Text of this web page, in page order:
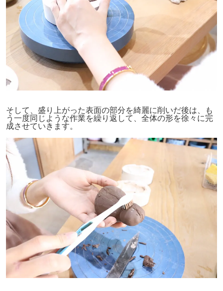
そして、盛り上がった表面の部分を綺麗に削いだ後は、も
う一度同じような作業を繰り返して、全体の形を徐々に完
成させていきます。